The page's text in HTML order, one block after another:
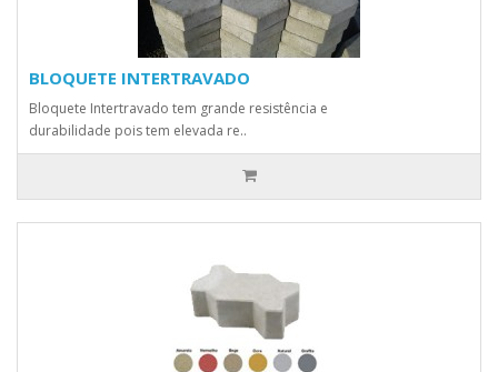
BLOQUETE INTERTRAVADO
Bloquete Intertravado tem grande resistência e
durabilidade pois tem elevada re..